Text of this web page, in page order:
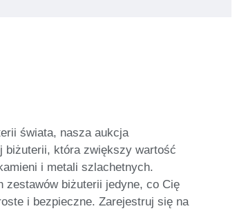
świata, nasza aukcja
biżuterii, która zwiększy wartość
i metali szlachetnych.
zestawów biżuterii jedyne, co Cię
i bezpieczne. Zarejestruj się na